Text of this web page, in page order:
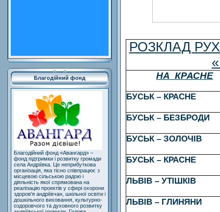
Благодійний фонд
Благодійний фонд «Авангард» –
фонд підтримки і розвитку громади
села Андріївка. Це неприбуткова
організація, яка тісно співпрацює з
місцевою сільською радою і
діяльність якої спрямована на
реалізацію проектів у сфері охорони
здоров'я андріївчан, шкільної освіти і
дошкільного виховання, культурно-
оздоровчого та духовного розвитку
РОЗКЛАД
НА КРАСНЕ
БУСЬК – КРАСНЕ
БУСЬК – БЕЗБРОДИ
БУСЬК – ЗОЛОЧІВ
БУСЬК – КРАСНЕ
ЛЬВІВ – УТІШКІВ
ЛЬВІВ – ГЛИНЯНИ